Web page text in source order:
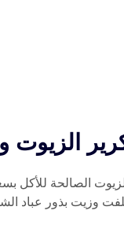
الزيوت
وزيت بذور عباد